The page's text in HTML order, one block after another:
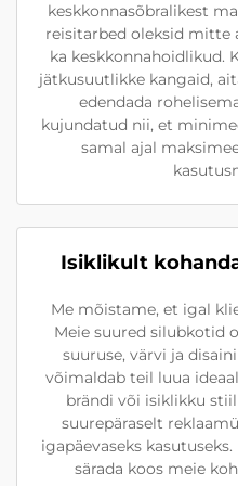
keskkonnasõbralikest
reisitarbed oleksid mitte
ka keskkonnahoidlikud.
jätkusuutlikke kangaid,
edendada
kujundatud nii, et
samal ajal
Isiklikult
Me mõistame, et igal
Meie suured silubkotid
suuruse, värvi ja
võimaldab teil luua
brändi või isiklikku
suurepäraselt
igapäevaseks
särada koos meie